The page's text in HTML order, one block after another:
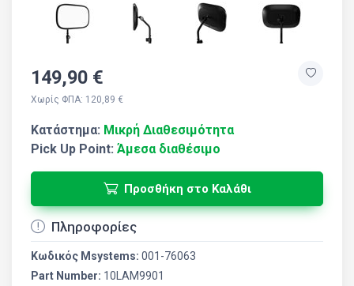
149,90 €
Χωρίς ΦΠΑ: 120,89 €
Κατάστημα: Μικρή Διαθεσιμότητα
Pick Up Point: Άμεσα διαθέσιμο
Προσθήκη στο Καλάθι
Πληροφορίες
Κωδικός Msystems: 001-76063
Part Number: 10LAM9901